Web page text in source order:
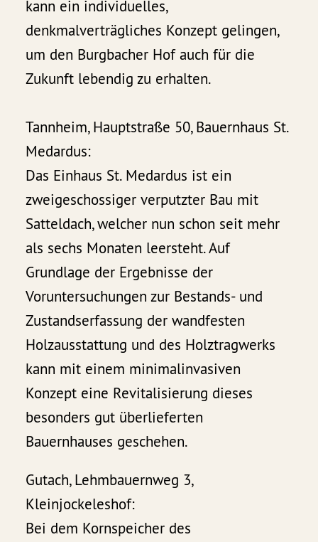
kann ein individuelles,
denkmalverträgliches Konzept gelingen,
um den Burgbacher Hof auch für die
Zukunft lebendig zu erhalten.
Tannheim, Hauptstraße 50, Bauernhaus St.
Medardus:
Das Einhaus St. Medardus ist ein
zweigeschossiger verputzter Bau mit
Satteldach, welcher nun schon seit mehr
als sechs Monaten leersteht. Auf
Grundlage der Ergebnisse der
Voruntersuchungen zur Bestands- und
Zustandserfassung der wandfesten
Holzausstattung und des Holztragwerks
kann mit einem minimalinvasiven
Konzept eine Revitalisierung dieses
besonders gut überlieferten
Bauernhauses geschehen.
Gutach, Lehmbauernweg 3,
Kleinjockeleshof:
Bei dem Kornspeicher des